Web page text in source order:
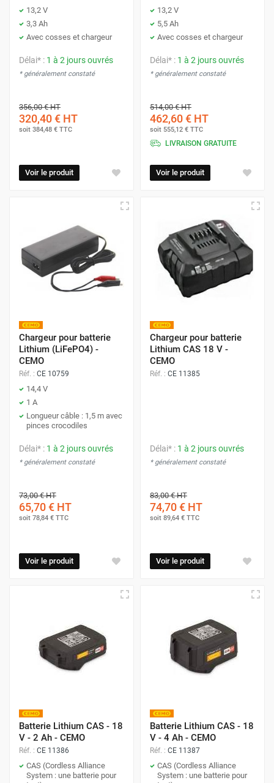
13,2 V
3,3 Ah
Avec cosses et chargeur
Délai* : 1 à 2 jours ouvrés
* généralement constaté
356,00 €HT
320,40 € HT
soit 384,48 € TTC
Voir le produit
13,2 V
5,5 Ah
Avec cosses et chargeur
Délai* : 1 à 2 jours ouvrés
* généralement constaté
514,00 €HT
462,60 € HT
soit 555,12 € TTC
LIVRAISON GRATUITE
Voir le produit
Chargeur pour batterie
Lithium (LiFePO4) -
CEMO
Réf. : CE 10759
14,4 V
1 A
Longueur câble : 1,5 m avec
pinces crocodiles
Délai* : 1 à 2 jours ouvrés
* généralement constaté
73,00 €HT
65,70 € HT
soit 78,84 € TTC
Voir le produit
Chargeur pour batterie
Lithium CAS 18 V -
CEMO
Réf. : CE 11385
Délai* : 1 à 2 jours ouvrés
* généralement constaté
83,00 €HT
74,70 € HT
soit 89,64 € TTC
Voir le produit
Batterie Lithium CAS - 18
V - 2 Ah - CEMO
Réf. : CE 11386
CAS (Cordless Alliance
System : une batterie pour
Batterie Lithium CAS - 18
V - 4 Ah - CEMO
Réf. : CE 11387
CAS (Cordless Alliance
System : une batterie pour